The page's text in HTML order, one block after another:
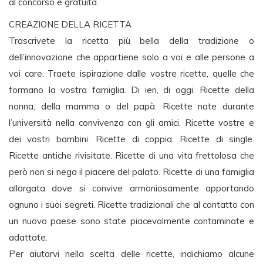
CREAZIONE DELLA RICETTA
Trascrivete la ricetta più bella della tradizione o
dell’innovazione che appartiene solo a voi e alle persone a
voi care. Traete ispirazione dalle vostre ricette, quelle che
formano la vostra famiglia. Di ieri, di oggi. Ricette della
nonna, della mamma o del papà. Ricette nate durante
l’università nella convivenza con gli amici. Ricette vostre e
dei vostri bambini. Ricette di coppia. Ricette di single.
Ricette antiche rivisitate. Ricette di una vita frettolosa che
però non si nega il piacere del palato. Ricette di una famiglia
allargata dove si convive armoniosamente apportando
ognuno i suoi segreti. Ricette tradizionali che al contatto con
un nuovo paese sono state piacevolmente contaminate e
adattate.
Per aiutarvi nella scelta delle ricette, indichiamo alcune